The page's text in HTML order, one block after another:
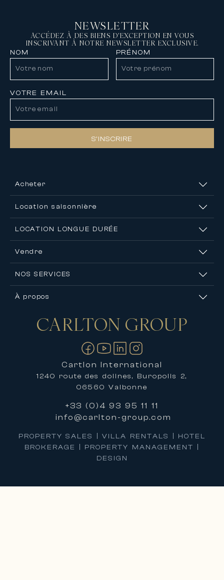
NEWSLETTER
ACCÉDEZ À DES BIENS D'EXCEPTION EN VOUS
INSCRIVANT À NOTRE NEWSLETTER EXCLUSIVE.
NOM PRÉNOM
VOTRE EMAIL
S’INSCRIRE
Acheter
Location saisonnière
LOCATION LONGUE DURÉE
Vendre
NOS SERVICES
À propos
Nous contacter
CARLTON GROUP
Cartlon International
1240 route des dolines, Buropolis 2,
06560 Valbonne
+33 (0)4 93 95 11 11
info@carlton-group.com
PROPERTY SALES | VILLA RENTALS | HOTEL
BROKERAGE | PROPERTY MANAGEMENT |
DESIGN